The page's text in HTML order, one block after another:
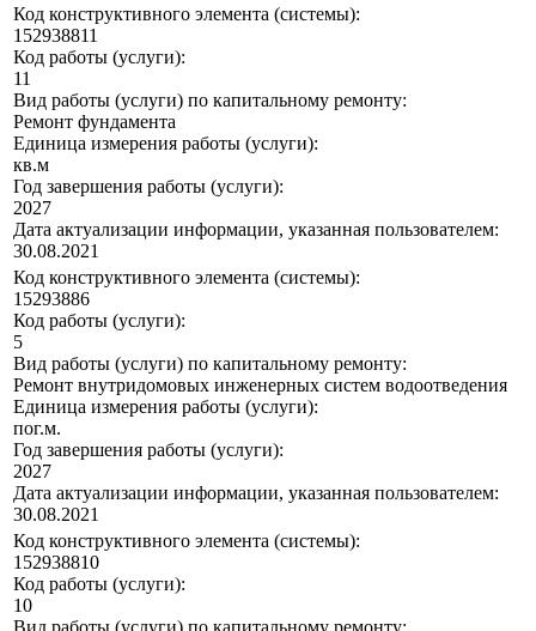
Код конструктивного элемента (системы):
152938811
Код работы (услуги):
11
Вид работы (услуги) по капитальному ремонту:
Ремонт фундамента
Единица измерения работы (услуги):
кв.м
Год завершения работы (услуги):
2027
Дата актуализации информации, указанная пользователем:
30.08.2021
Код конструктивного элемента (системы):
15293886
Код работы (услуги):
5
Вид работы (услуги) по капитальному ремонту:
Ремонт внутридомовых инженерных систем водоотведения
Единица измерения работы (услуги):
пог.м.
Год завершения работы (услуги):
2027
Дата актуализации информации, указанная пользователем:
30.08.2021
Код конструктивного элемента (системы):
152938810
Код работы (услуги):
10